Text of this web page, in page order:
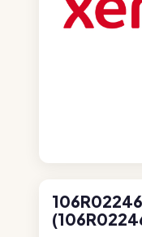
106R02246